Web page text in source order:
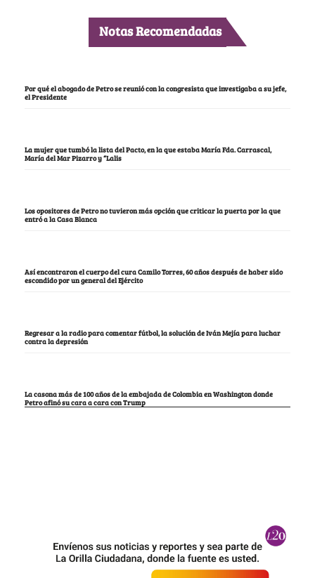
Notas Recomendadas
Por qué el abogado de Petro se reunió con la congresista que investigaba a su jefe,
el Presidente
La mujer que tumbó la lista del Pacto, en la que estaba María Fda. Carrascal,
María del Mar Pizarro y “Lalis
Los opositores de Petro no tuvieron más opción que criticar la puerta por la que
entró a la Casa Blanca
Así encontraron el cuerpo del cura Camilo Torres, 60 años después de haber sido
escondido por un general del Ejército
Regresar a la radio para comentar fútbol, la solución de Iván Mejía para luchar
contra la depresión
La casona más de 100 años de la embajada de Colombia en Washington donde
Petro afinó su cara a cara con Trump